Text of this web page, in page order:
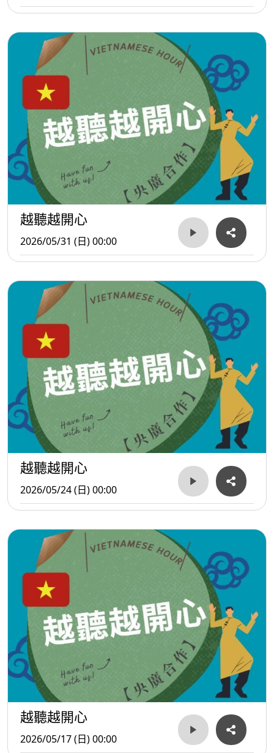
越聽越開心
2026/05/31 (日) 00:00
越聽越開心
2026/05/24 (日) 00:00
越聽越開心
2026/05/17 (日) 00:00